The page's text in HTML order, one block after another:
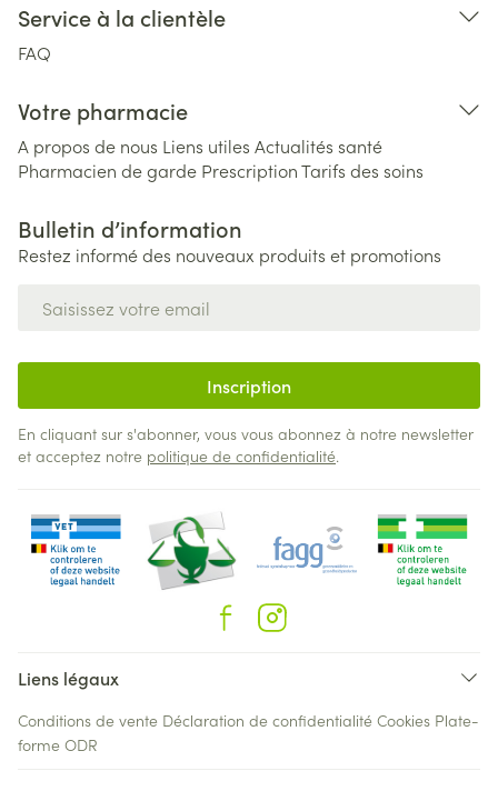
Service à la clientèle
FAQ
Votre pharmacie
A propos de nous Liens utiles Actualités santé
Pharmacien de garde PrescriptionTarifs des soins
Bulletin d’information
Restez informé des nouveaux produits et promotions
Inscription
En cliquant sur s'abonner, vous vous abonnez à notre newsletter
et acceptez notre politique de confidentialité.
Liens légaux
Conditions de vente Déclaration de confidentialité Cookies Plate-
forme ODR